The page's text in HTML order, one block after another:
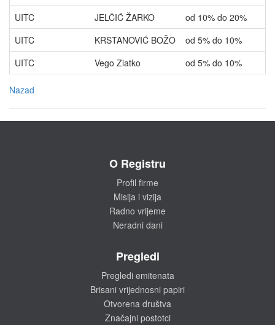
UITC
JELČIĆ ŽARKO od 10% do 20%
UITC
KRSTANOVIĆ BOŽO od 5% do 10%
UITC
Vego Zlatko od 5% do 10%
Nazad
O Registru
Profil firme
Misija i vizija
Radno vrijeme
Neradni dani
Pregledi
Pregledi emitenata
Brisani vrijednosni papiri
Otvorena društva
Značajni postotci